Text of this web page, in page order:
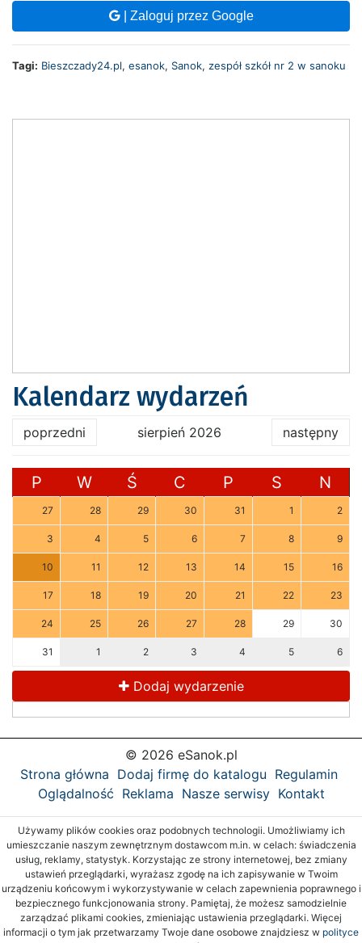
| Zaloguj przez Google
Tagi: Bieszczady24.pl, esanok, Sanok, zespół szkół nr 2 w sanoku
Kalendarz wydarzeń
poprzedni sierpień 2026 następny
P W Ś C P S N
27 28 29 30 31 1 2
3 4 5 6 7 8 9
10 11 12 13 14 15 16
17 18 19 20 21 22 23
24 25 26 27 28 29 30
31 1 2 3 4 5 6
Dodaj wydarzenie
© 2026 eSanok.pl
Strona główna Dodaj firmę do katalogu Regulamin
Oglądalność Reklama Nasze serwisy Kontakt
Używamy plików cookies oraz podobnych technologii. Umożliwiamy ich
umieszczanie naszym zewnętrznym dostawcom m.in. w celach: świadczenia
usług, reklamy, statystyk. Korzystając ze strony internetowej, bez zmiany
ustawień przeglądarki, wyrażasz zgodę na ich zapisywanie w Twoim
urządzeniu końcowym i wykorzystywanie w celach zapewnienia poprawnego i
bezpiecznego funkcjonowania strony. Pamiętaj, że możesz samodzielnie
zarządzać plikami cookies, zmieniając ustawienia przeglądarki. Więcej
informacji o tym jak przetwarzamy Twoje dane osobowe znajdziesz w polityce